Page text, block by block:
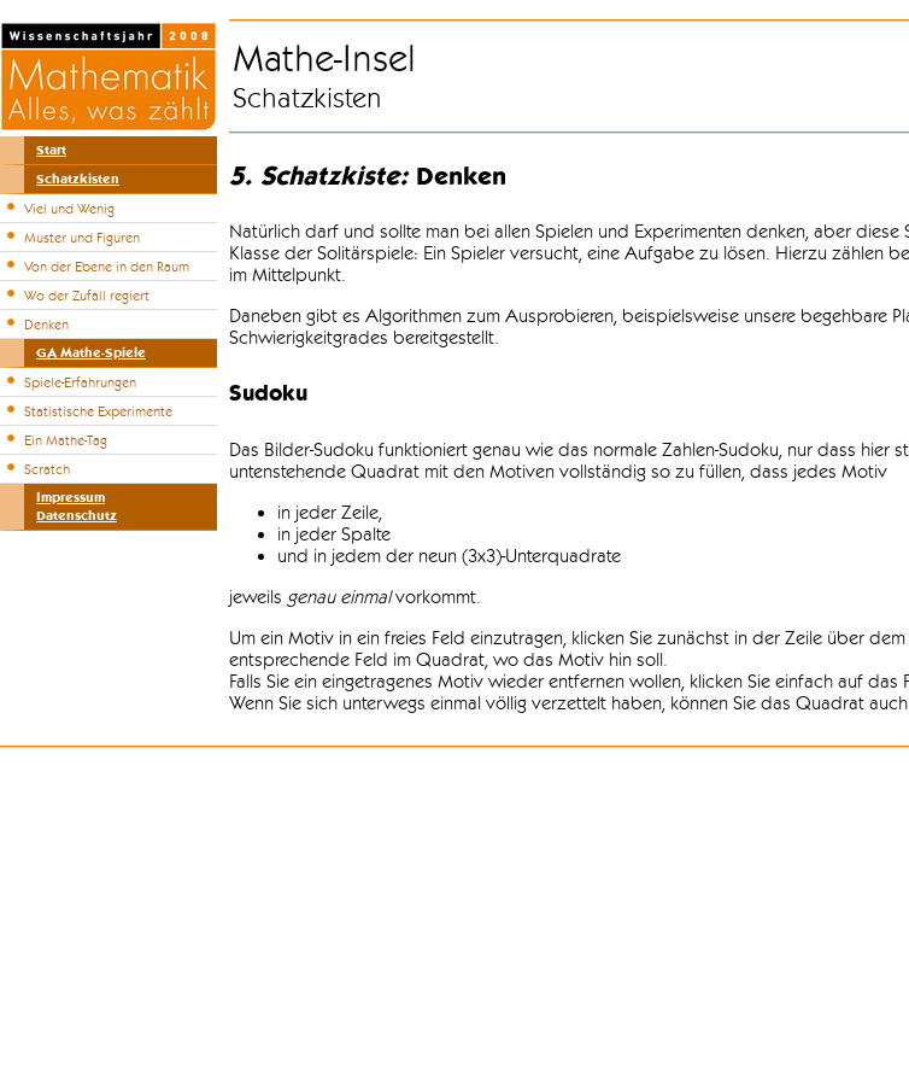
Start
Schatzkisten
Viel und Wenig
Muster und Figuren
Von der Ebene in den Raum
Wo der Zufall regiert
Denken
GA Mathe-Spiele
Spiele-Erfahrungen
Statistische Experimente
Ein Mathe-Tag
Scratch
Impressum
Datenschutz
Mathe-Insel
Schatzkisten
5. Schatzkiste:Denken
Natürlich darf und sollte man bei allen Spielen und Experimenten denken, aber
Klasse der Solitärspiele: Ein Spieler versucht, eine Aufgabe zu lösen. Hierzu zählen
im Mittelpunkt.
Daneben gibt es Algorithmen zum Ausprobieren, beispielsweise unsere begehbare
Schwierigkeitgrades bereitgestellt.
Sudoku
Das Bilder-Sudoku funktioniert genau wie das normale Zahlen-Sudoku, nur dass
untenstehende Quadrat mit den Motiven vollständig so zu füllen, dass jedes Motiv
in jeder Zeile,
in jeder Spalte
und in jedem der neun (3x3)-Unterquadrate
jeweils genau einmalvorkommt.
Um ein Motiv in ein freies Feld einzutragen, klicken Sie zunächst in der Zeile über
entsprechende Feld im Quadrat, wo das Motiv hin soll.
Falls Sie ein eingetragenes Motiv wieder entfernen wollen, klicken Sie einfach auf
Wenn Sie sich unterwegs einmal völlig verzettelt haben, können Sie das Quadrat